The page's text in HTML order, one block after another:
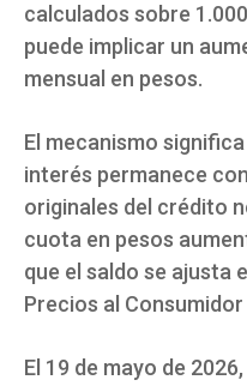
calculados sobre
puede implicar un
mensual en pesos.
El mecanismo
interés permanece
originales del crédito
cuota en pesos
que el saldo se ajusta
Precios al Consumidor
El 19 de mayo de